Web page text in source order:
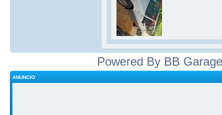
Powered By BB
ANUNCIO